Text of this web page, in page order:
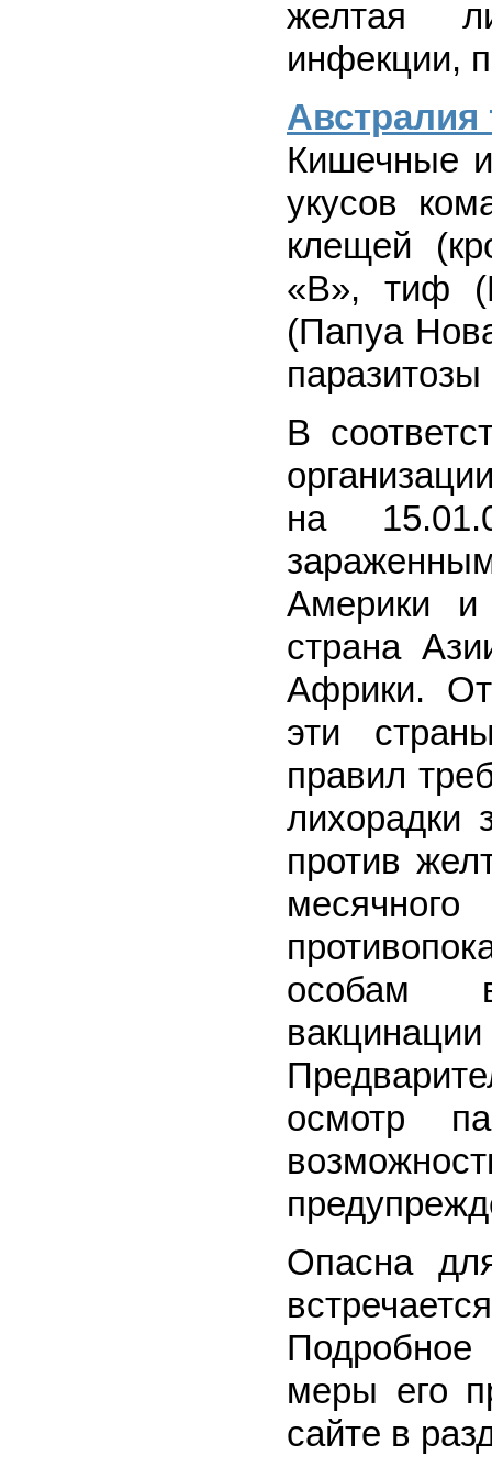
желтая
инфекции,
Австралия
Кишечные
укусов
клещей
«В», тиф
(Папуа
В
на
Америки
страна
Африки.
эти
правил
лихорадки
против
особам
осмотр
Опасна
Подробное
меры его
сайте в